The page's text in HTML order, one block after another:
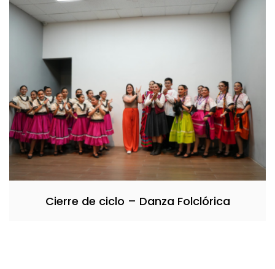
Cierre de ciclo – Danza Folclórica